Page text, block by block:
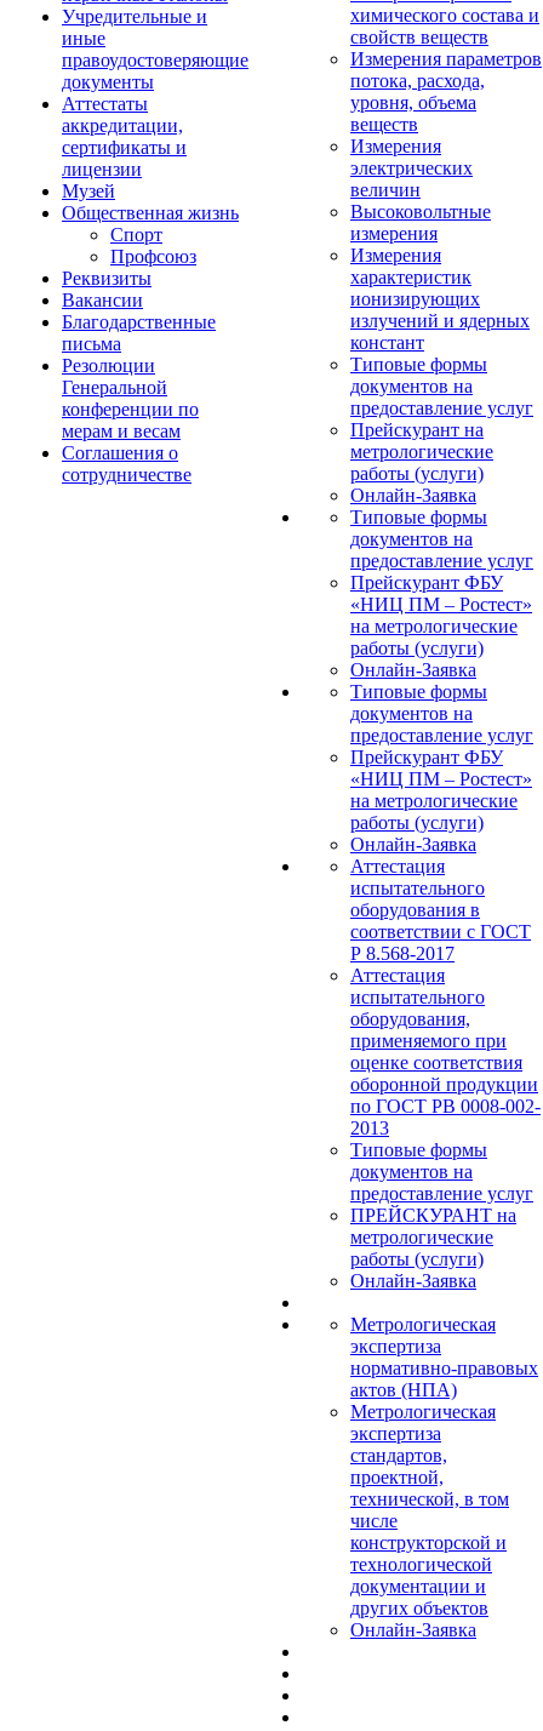
Учредительные и
иные
правоудостоверяющие
документы
Аттестаты
аккредитации,
сертификаты и
лицензии
Музей
Общественная жизнь
Спорт
Профсоюз
Реквизиты
Вакансии
Благодарственные
письма
Резолюции
Генеральной
конференции по
мерам и весам
Соглашения о
сотрудничестве
химического состава и
свойств веществ
Измерения параметров
потока, расхода,
уровня, объема
веществ
Измерения
электрических
величин
Высоковольтные
измерения
Измерения
характеристик
ионизирующих
излучений и ядерных
констант
Типовые формы
документов на
предоставление услуг
Прейскурант на
метрологические
работы (услуги)
Онлайн-Заявка
Типовые формы
документов на
предоставление услуг
Прейскурант ФБУ
«НИЦ ПМ – Ростест»
на метрологические
работы (услуги)
Онлайн-Заявка
Типовые формы
документов на
предоставление услуг
Прейскурант ФБУ
«НИЦ ПМ – Ростест»
на метрологические
работы (услуги)
Онлайн-Заявка
Аттестация
испытательного
оборудования в
соответствии с ГОСТ
Р 8.568-2017
Аттестация
испытательного
оборудования,
применяемого при
оценке соответствия
оборонной продукции
по ГОСТ РВ 0008-002-
2013
Типовые формы
документов на
предоставление услуг
ПРЕЙСКУРАНТ на
метрологические
работы (услуги)
Онлайн-Заявка
Метрологическая
экспертиза
нормативно-правовых
актов (НПА)
Метрологическая
экспертиза
стандартов,
проектной,
технической, в том
числе
конструкторской и
технологической
документации и
других объектов
Онлайн-Заявка